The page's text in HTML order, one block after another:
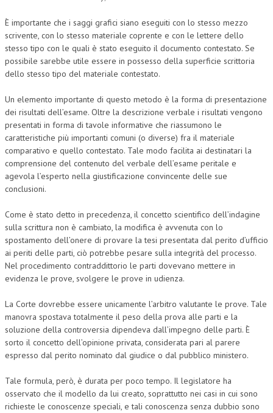
È importante che i saggi grafici siano eseguiti con lo stesso mezzo
scrivente, con lo stesso materiale coprente e con le lettere dello
stesso tipo con le quali è stato eseguito il documento contestato. Se
possibile sarebbe utile essere in possesso della superficie scrittoria
dello stesso tipo del materiale contestato.
Un elemento importante di questo metodo è la forma di presentazione
dei risultati dell’esame. Oltre la descrizione verbale i risultati vengono
presentati in forma di tavole informative che riassumono le
caratteristiche più importanti comuni (o diverse) fra il materiale
comparativo e quello contestato. Tale modo facilita ai destinatari la
comprensione del contenuto del verbale dell’esame peritale e
agevola l’esperto nella giustificazione convincente delle sue
conclusioni.
Come è stato detto in precedenza, il concetto scientifico dell’indagine
sulla scrittura non è cambiato, la modifica è avvenuta con lo
spostamento dell’onere di provare la tesi presentata dal perito d’ufficio
ai periti delle parti, ciò potrebbe pesare sulla integrità del processo.
Nel procedimento contraddittorio le parti dovevano mettere in
evidenza le prove, svolgere le prove in udienza.
La Corte dovrebbe essere unicamente l’arbitro valutante le prove. Tale
manovra spostava totalmente il peso della prova alle parti e la
soluzione della controversia dipendeva dall’impegno delle parti. È
sorto il concetto dell’opinione privata, considerata pari al parere
espresso dal perito nominato dal giudice o dal pubblico ministero.
Tale formula, però, è durata per poco tempo. Il legislatore ha
osservato che il modello da lui creato, soprattutto nei casi in cui sono
richieste le conoscenze speciali, e tali conoscenza senza dubbio sono